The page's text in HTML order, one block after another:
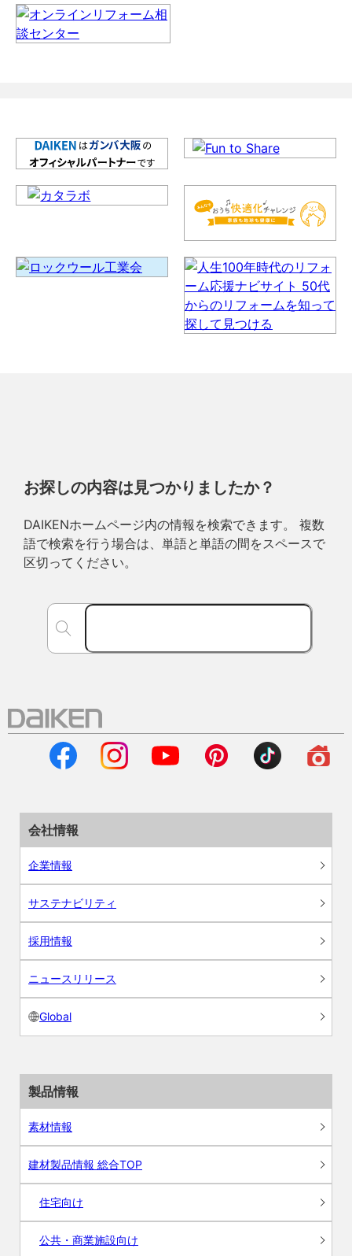
お探しの内容は見つかりましたか？
DAIKENホームページ内の情報を検索できます。 複数
語で検索を行う場合は、単語と単語の間をスペースで
区切ってください。
会社情報
企業情報
サステナビリティ
採用情報
ニュースリリース
Global
製品情報
素材情報
建材製品情報 総合TOP
住宅向け
公共・商業施設向け